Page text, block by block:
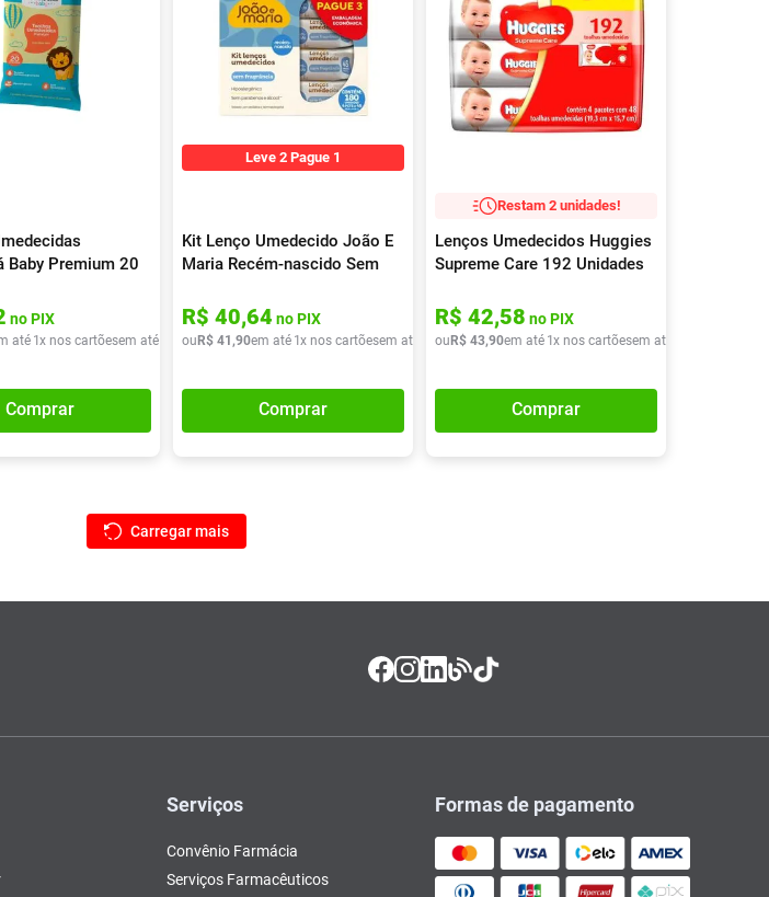
Baby Premium 20
no PIX
até 1x nos cartõesem até x deR$ 5,90
Comprar
Leve 2 Pague 1
Kit Lenço Umedecido João E
Maria Recém-nascido Sem
Unidades
R$ 40,64 no PIX
ou R$ 41 ,90em até 1x nos cartõesem até x de R$ 41,90
Comprar
Restam 2 unidades!
Lenços Umedecidos Huggies
Supreme Care 192 Unidades
R$ 42,58 no PIX
ou R$ 43,90em até 1x nos cartõesem até
Comprar
Serviços
Convênio Farmácia
Serviços Farmacêuticos
Formas de pagamento